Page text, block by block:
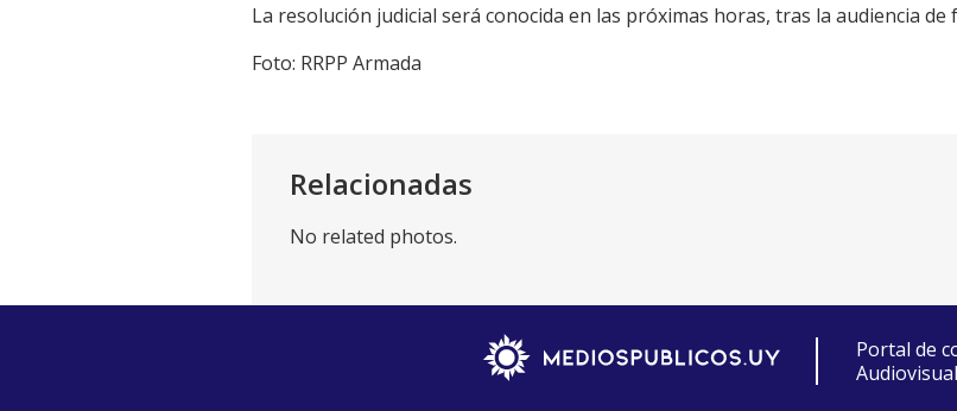
LinkLa resolución judicial será conocida en las próximas horas, tras la audiencia de
Foto: RRPP Armada
Relacionadas
No related photos.
Portal de